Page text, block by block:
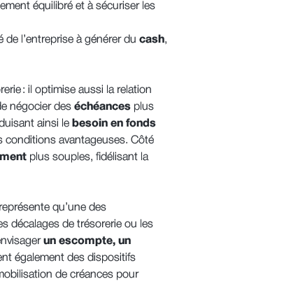
équilibré et à sécuriser les
de l’entreprise à générer du cash,
: il optimise aussi la relation
négocier des échéancesplus
ainsi le besoin en fonds
conditions avantageuses. Côté
plus souples, fidélisant la
qu’une des
décalages de trésorerie ou les
un escompte, un
également des dispositifs
de créances pour